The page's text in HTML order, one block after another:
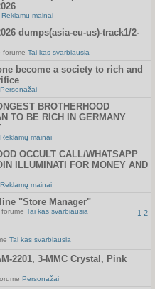
Reklamų mainai
dumps(asia-eu-us)-track1/2-
forume Tai kas svarbiausia
become a society to rich and
Personažai
BROTHERHOOD
TO BE RICH IN GERMANY
Reklamų mainai
OCCULT CALL/WHATSAPP
ILLUMINATI FOR MONEY AND
Reklamų mainai
"Store Manager"
1 2
Tai kas svarbiausia
Tai kas svarbiausia
2201, 3-MMC Crystal, Pink
Personažai